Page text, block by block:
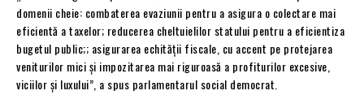
domenii cheie: combaterea evaziunii pentru a asigura o colectare mai
eficientă a taxelor; reducerea cheltuielilor statului pentru a eficientiza
bugetul public;; asigurarea echității fiscale, cu accent pe protejarea
veniturilor mici și impozitarea mai riguroasă a profiturilor excesive,
viciilor și luxului”, a spus parlamentarul social democrat.